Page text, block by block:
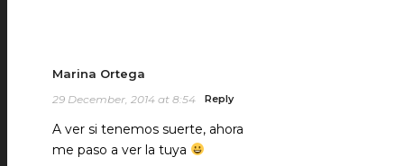
Marina Ortega
29 December, 2014 at 8:54 Reply
A ver si tenemos suerte, ahora
me paso a ver la tuya